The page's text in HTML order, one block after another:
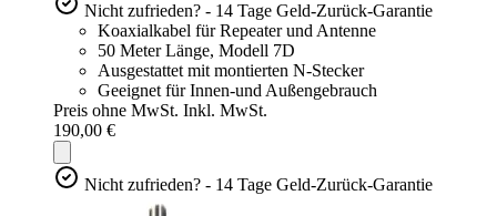
Nicht zufrieden? - 14 Tage Geld-Zurück-Garantie
Koaxialkabel für Repeater und Antenne
50 Meter Länge, Modell 7D
Ausgestattet mit montierten N-Stecker
Geeignet für Innen-und Außengebrauch
Preis ohne MwSt. Inkl. MwSt.
190,00 €
Nicht zufrieden? - 14 Tage Geld-Zurück-Garantie